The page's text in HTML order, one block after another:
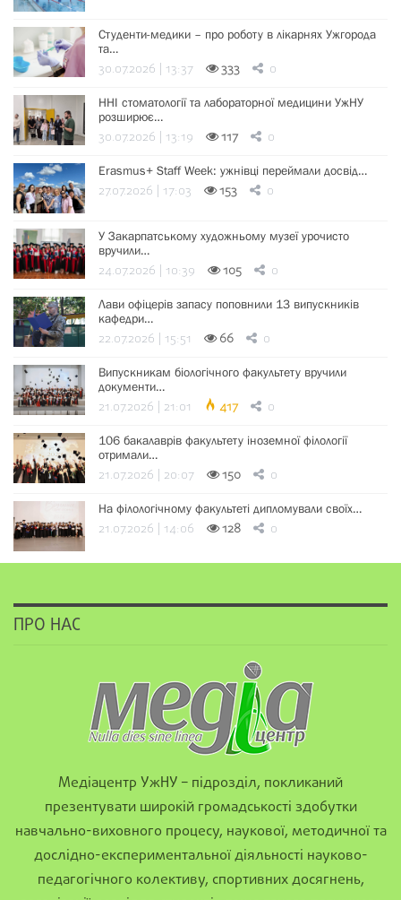
Студенти-медики – про роботу в лікарнях Ужгорода
та…
30.07.2026 | 13:37 333 0
ННІ стоматології та лабораторної медицини УжНУ
розширює…
30.07.2026 | 13:19 117 0
Erasmus+ Staff Week: ужнівці переймали досвід…
27.07.2026 | 17:03 153 0
У Закарпатському художньому музеї урочисто
вручили…
24.07.2026 | 10:39 105 0
Лави офіцерів запасу поповнили 13 випускників
кафедри…
22.07.2026 | 15:51 66 0
Випускникам біологічного факультету вручили
документи…
21.07.2026 | 21:01 417 0
106 бакалаврів факультету іноземної філології
отримали…
21.07.2026 | 20:07 150 0
На філологічному факультеті дипломували своїх…
21.07.2026 | 14:06 128 0
ПРО НАС
Медіацентр УжНУ – підрозділ, покликаний
презентувати широкій громадськості здобутки
навчально-виховного процесу, наукової, методичної та
дослідно-експериментальної діяльності науково-
педагогічного колективу, спортивних досягнень,